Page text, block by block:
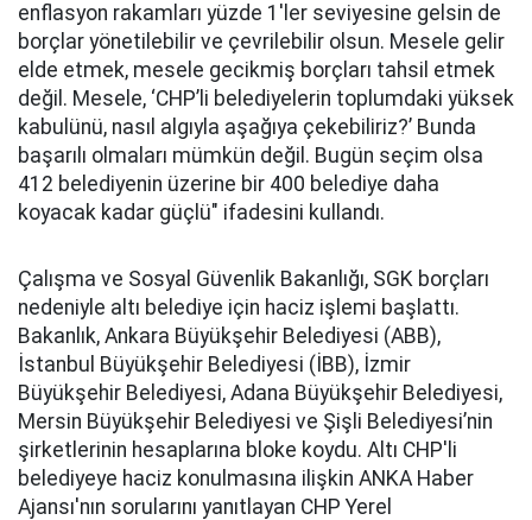
enflasyon rakamları yüzde 1'ler seviyesine gelsin de
borçlar yönetilebilir ve çevrilebilir olsun. Mesele gelir
elde etmek, mesele gecikmiş borçları tahsil etmek
değil. Mesele, ‘CHP’li belediyelerin toplumdaki yüksek
kabulünü, nasıl algıyla aşağıya çekebiliriz?’ Bunda
başarılı olmaları mümkün değil. Bugün seçim olsa
412 belediyenin üzerine bir 400 belediye daha
koyacak kadar güçlü" ifadesini kullandı.
Çalışma ve Sosyal Güvenlik Bakanlığı, SGK borçları
nedeniyle altı belediye için haciz işlemi başlattı.
Bakanlık, Ankara Büyükşehir Belediyesi (ABB),
İstanbul Büyükşehir Belediyesi (İBB), İzmir
Büyükşehir Belediyesi, Adana Büyükşehir Belediyesi,
Mersin Büyükşehir Belediyesi ve Şişli Belediyesi’nin
şirketlerinin hesaplarına bloke koydu. Altı CHP'li
belediyeye haciz konulmasına ilişkin ANKA Haber
Ajansı'nın sorularını yanıtlayan CHP Yerel